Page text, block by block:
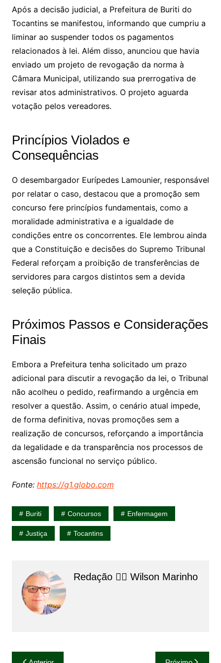
Após a decisão judicial, a Prefeitura de Buriti do
Tocantins se manifestou, informando que cumpriu a
liminar ao suspender todos os pagamentos
relacionados à lei. Além disso, anunciou que havia
enviado um projeto de revogação da norma à
Câmara Municipal, utilizando sua prerrogativa de
revisar atos administrativos. O projeto aguarda
votação pelos vereadores.
Princípios Violados e
Consequências
O desembargador Eurípedes Lamounier, responsável
por relatar o caso, destacou que a promoção sem
concurso fere princípios fundamentais, como a
moralidade administrativa e a igualdade de
condições entre os concorrentes. Ele lembrou ainda
que a Constituição e decisões do Supremo Tribunal
Federal reforçam a proibição de transferências de
servidores para cargos distintos sem a devida
seleção pública.
Próximos Passos e Considerações
Finais
Embora a Prefeitura tenha solicitado um prazo
adicional para discutir a revogação da lei, o Tribunal
não acolheu o pedido, reafirmando a urgência em
resolver a questão. Assim, o cenário atual impede,
de forma definitiva, novas promoções sem a
realização de concursos, reforçando a importância
da legalidade e da transparência nos processos de
ascensão funcional no serviço público.
Fonte: https://g1.globo.com
Buriti Concursos Enfermagem
Justiça Tocantins
Redação 👨‍⚖️​ Wilson Marinho
Navegação